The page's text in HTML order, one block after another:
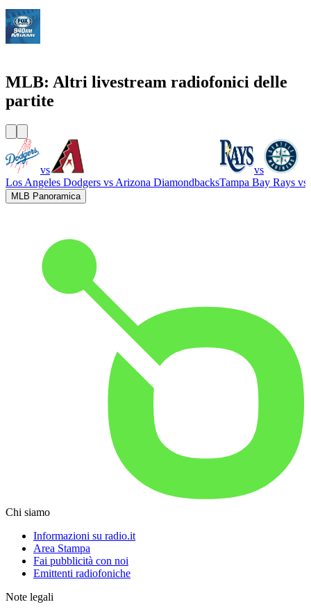
MLB: Altri livestream radiofonici delle
partite
vs
Los Angeles Dodgers vs Arizona Diamondbacks
vs
Tampa Bay Rays vs
MLB Panoramica
Chi siamo
Informazioni su radio.it
Area Stampa
Fai pubblicità con noi
Emittenti radiofoniche
Note legali